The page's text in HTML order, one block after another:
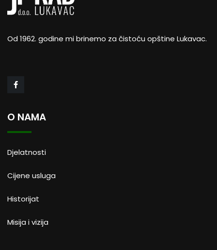
Od 1962. godine mi brinemo za čistoću opštine Lukavac.
O NAMA
Djelatnosti
Cijene usluga
Historijat
Misija i vizija